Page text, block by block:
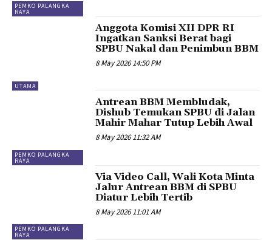
PEMKO PALANGKA
RAYA
UTAMA
Anggota Komisi XII DPR RI
Ingatkan Sanksi Berat bagi
SPBU Nakal dan Penimbun BBM
8 May 2026 14:50 PM
PEMKO PALANGKA
RAYA
Antrean BBM Membludak,
Dishub Temukan SPBU di Jalan
Mahir Mahar Tutup Lebih Awal
8 May 2026 11:32 AM
PEMKO PALANGKA
RAYA
Via Video Call, Wali Kota Minta
Jalur Antrean BBM di SPBU
Diatur Lebih Tertib
8 May 2026 11:01 AM